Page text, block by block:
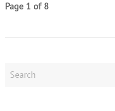
Page 1 of 8